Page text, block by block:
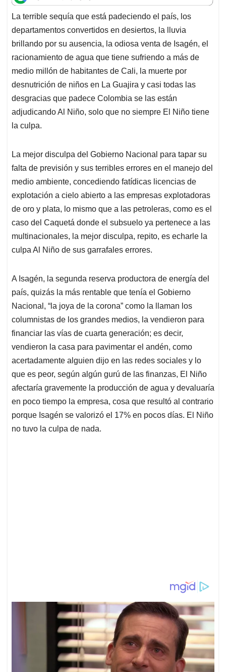
t
s
A
p
p
e
b
o
o
k
k
e
d
I
n
i
l
e
a
d
s
La terrible sequía que está padeciendo el país, los
departamentos convertidos en desiertos, la lluvia
brillando por su ausencia, la odiosa venta de Isagén, el
racionamiento de agua que tiene sufriendo a más de
medio millón de habitantes de Cali, la muerte por
desnutrición de niños en La Guajira y casi todas las
desgracias que padece Colombia se las están
adjudicando Al Niño, solo que no siempre El Niño tiene
la culpa.
La mejor disculpa del Gobierno Nacional para tapar su
falta de previsión y sus terribles errores en el manejo del
medio ambiente, concediendo fatídicas licencias de
explotación a cielo abierto a las empresas explotadoras
de oro y plata, lo mismo que a las petroleras, como es el
caso del Caquetá donde el subsuelo ya pertenece a las
multinacionales, la mejor disculpa, repito, es echarle la
culpa Al Niño de sus garrafales errores.
A Isagén, la segunda reserva productora de energía del
país, quizás la más rentable que tenía el Gobierno
Nacional, “la joya de la corona” como la llaman los
columnistas de los grandes medios, la vendieron para
financiar las vías de cuarta generación; es decir,
vendieron la casa para pavimentar el andén, como
acertadamente alguien dijo en las redes sociales y lo
que es peor, según algún gurú de las finanzas, El Niño
afectaría gravemente la producción de agua y devaluaría
en poco tiempo la empresa, cosa que resultó al contrario
porque Isagén se valorizó el 17% en pocos días. El Niño
no tuvo la culpa de nada.